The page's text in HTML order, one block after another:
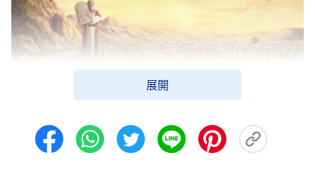
二、十誡中飽含著神對人類的愛與牽掛
展開